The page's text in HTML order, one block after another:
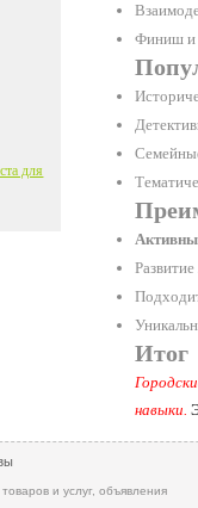
Финиш и
Итог
навыки.
для
и услуг, объявления